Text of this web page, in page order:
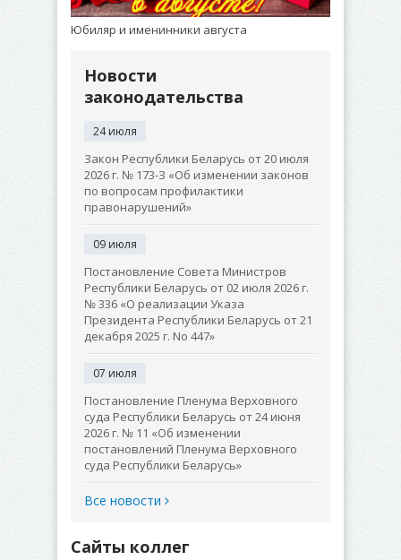
Юбиляр и именинники августа
Новости
законодательства
24 июля
Закон Республики Беларусь от 20 июля
2026 г. № 173-З «Об изменении законов
по вопросам профилактики
правонарушений»
09 июля
Постановление Совета Министров
Республики Беларусь от 02 июля 2026 г.
№ 336 «О реализации Указа
Президента Республики Беларусь от 21
декабря 2025 г. No 447»
07 июля
Постановление Пленума Верховного
суда Республики Беларусь от 24 июня
2026 г. № 11 «Об изменении
постановлений Пленума Верховного
суда Республики Беларусь»
Все новости
Сайты коллег